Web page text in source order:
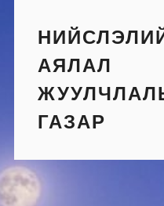
content
АЯЛАЛ
ГАЗАР